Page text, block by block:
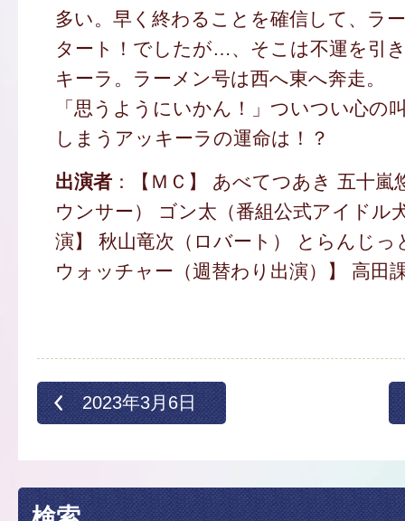
多い。早く終わることを確信して、ラ
タート！でしたが…、そこは不運を引
キーラ。ラーメン号は西へ東へ奔走。
「思うようにいかん！」ついつい心の
しまうアッキーラの運命は！？
出演者：【ＭＣ】 あべてつあき 五十嵐
ウンサー） ゴン太（番組公式アイドル
演】 秋山竜次（ロバート） とら
ウォッチャー（週替わり出演）】 高田
2023年3月6日